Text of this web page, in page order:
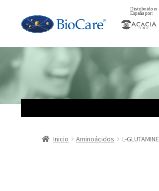
a
navegación
al
contenido
Inicio Aminoácidos L-GLUTAMINE